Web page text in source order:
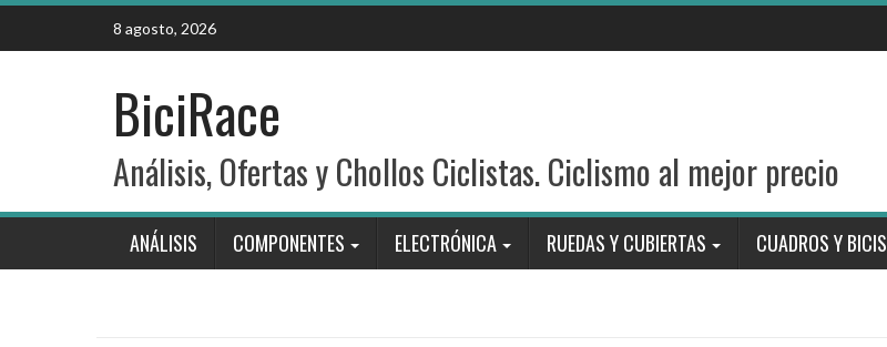
Skip
content
8 agosto, 2026
BiciRace
Análisis, Ofertas y Chollos Ciclistas. Ciclismo al mejor precio
ANÁLISIS COMPONENTES ELECTRÓNICA RUEDAS Y CUBIERTAS CUADROS Y BICIS